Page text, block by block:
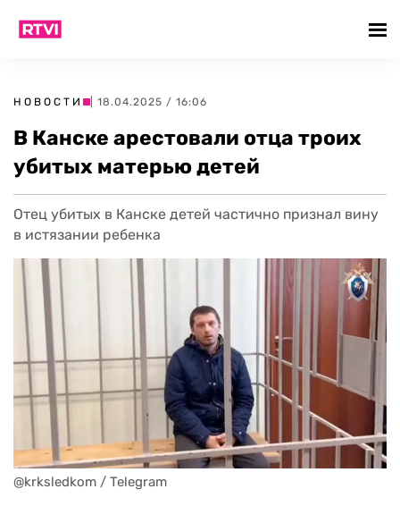
НОВОСТИ | 18.04.2025 / 16:06
В Канске арестовали отца троих
убитых матерью детей
Отец убитых в Канске детей частично признал вину
в истязании ребенка
@krksledkom / Telegram